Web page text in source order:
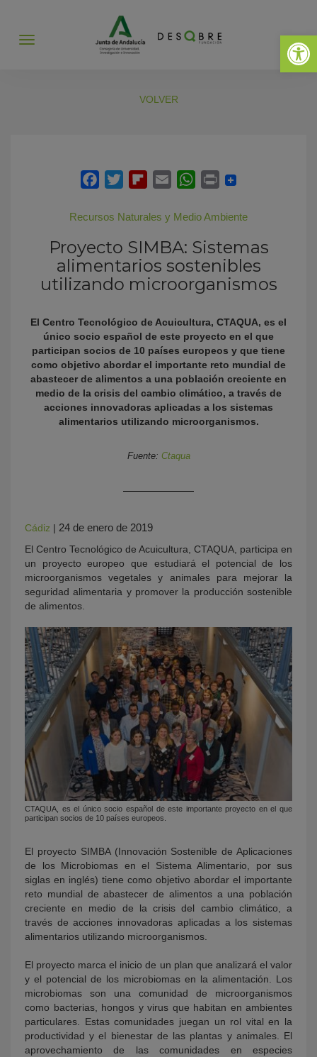
Abrir
Abrir
VOLVER
Recursos Naturales y Medio Ambiente
Proyecto SIMBA: Sistemas
alimentarios sostenibles
utilizando microorganismos
El Centro Tecnológico de Acuicultura, CTAQUA, es el
único socio español de este proyecto en el que
participan socios de 10 países europeos y que tiene
como objetivo abordar el importante reto mundial de
abastecer de alimentos a una población creciente en
medio de la crisis del cambio climático, a través de
acciones innovadoras aplicadas a los sistemas
alimentarios utilizando microorganismos.
Fuente: Ctaqua
Cádiz | 24 de enero de 2019
El Centro Tecnológico de Acuicultura, CTAQUA, participa en
un proyecto europeo que estudiará el potencial de los
microorganismos vegetales y animales para mejorar la
seguridad alimentaria y promover la producción sostenible
de alimentos.
CTAQUA, es el único socio español de este importante proyecto en el que
participan socios de 10 países europeos.
El proyecto SIMBA (Innovación Sostenible de Aplicaciones
de los Microbiomas en el Sistema Alimentario, por sus
siglas en inglés) tiene como objetivo abordar el importante
reto mundial de abastecer de alimentos a una población
creciente en medio de la crisis del cambio climático, a
través de acciones innovadoras aplicadas a los sistemas
alimentarios utilizando microorganismos.
El proyecto marca el inicio de un plan que analizará el valor
y el potencial de los microbiomas en la alimentación. Los
microbiomas son una comunidad de microorganismos
como bacterias, hongos y virus que habitan en ambientes
particulares. Estas comunidades juegan un rol vital en la
productividad y el bienestar de las plantas y animales. El
aprovechamiento de las comunidades en especies